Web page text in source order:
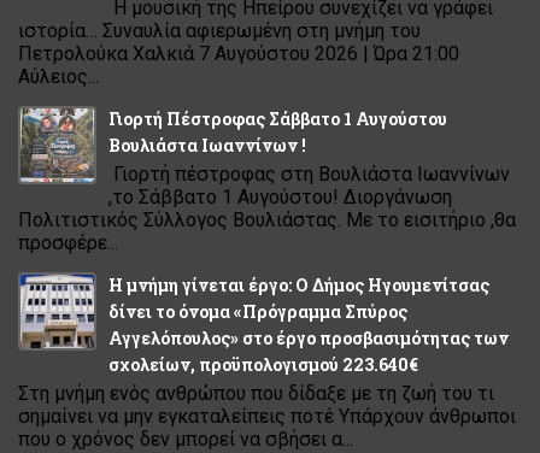
Η μουσική της Ηπείρου συνεχίζει να γράφει
ιστορία… Συναυλία αφιερωμένη στη μνήμη του
Πετρολούκα Χαλκιά 7 Αυγούστου 2026 | Ώρα 21:00
Αύλειος...
Γιορτή Πέστροφας Σάββατο 1 Αυγούστου
Βουλιάστα Ιωαννίνων !
Γιορτή πέστροφας στη Βουλιάστα Ιωαννίνων
,το Σάββατο 1 Αυγούστου! Διοργάνωση
Πολιτιστικός Σύλλογος Βουλιάστας. Με το εισιτήριο ,θα
προσφέρε...
Η μνήμη γίνεται έργο: Ο Δήμος Ηγουμενίτσας
δίνει το όνομα «Πρόγραμμα Σπύρος
Αγγελόπουλος» στο έργο προσβασιμότητας των
σχολείων, προϋπολογισμού 223.640€
Στη μνήμη ενός ανθρώπου που δίδαξε με τη ζωή του τι
σημαίνει να μην εγκαταλείπεις ποτέ Υπάρχουν άνθρωποι
που ο χρόνος δεν μπορεί να σβήσει α...